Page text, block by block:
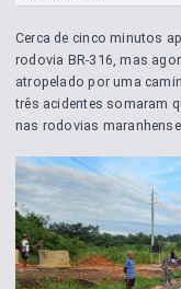
Cerca de cinco minutos
rodovia BR-316, mas
atropelado por uma
três acidentes somaram
nas rodovias